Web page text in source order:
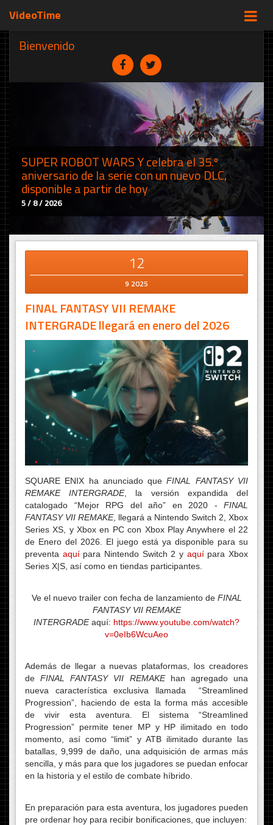
VideoTime
Bienvenido
SUPER ROBOT WARS Y celebra el 35.º
aniversario de la serie con un nuevo DLC,
disponible a partir de hoy
5 / 8 / 2026
12
9 2025
FINAL FANTASY VII REMAKE
INTERGRADE llegará en enero del 2026
SQUARE ENIX ha anunciado queFINAL FANTASY VII
REMAKE INTERGRADE, la versión expandida del
catalogado “Mejor RPG del año” en 2020 - FINAL
FANTASY VII REMAKE, llegará a Nintendo Switch 2, Xbox
Series XS, y Xbox en PC con Xbox Play Anywhere el 22
de Enero del 2026. El juego está ya disponible para su
preventa aquí para Nintendo Switch 2 y aquí para Xbox
Series X|S, así como en tiendas participantes.
Ve el nuevo trailer con fecha de lanzamiento de FINAL
FANTASY VII REMAKE
INTERGRADEaquí: https://www.youtube.com/watch?
v=0eIb6WcuAeo
Además de llegar a nuevas plataformas, los creadores
deFINAL FANTASY VII REMAKEhan agregado una
nueva característica exclusiva llamada “Streamlined
Progression”, haciendo de esta la forma más accesible
de vivir esta aventura. El sistema “Streamlined
Progression” permite tener MP y HP ilimitado en todo
momento, así como “limit” y ATB ilimitado durante las
batallas, 9,999 de daño, una adquisición de armas más
sencilla, y más para que los jugadores se puedan enfocar
en la historia y el estilo de combate híbrido.
En preparación para esta aventura, los jugadores pueden
pre ordenar hoy para recibir bonificaciones, que incluyen: